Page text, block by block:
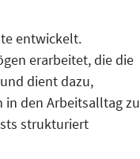
entwickelt.
erarbeitet, die die
dient dazu,
in den Arbeitsalltag zu
strukturiert